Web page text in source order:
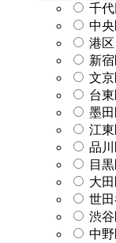
千
中
港区
新
文
台
墨
江
品
目
大
世
渋
中